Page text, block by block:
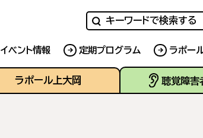
キーワードで検索する
イベント情報 定期プログラム ラポー
ラポール上大岡 聴覚障害